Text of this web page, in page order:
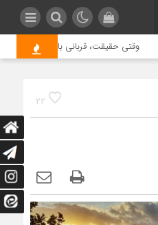
وقتی حقیقت، قربانی بازدید بیشتر می
22